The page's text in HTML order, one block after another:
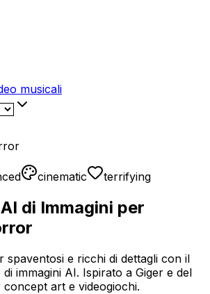
musicali
cinematic terrifying
di Immagini per
spaventosi e ricchi di dettagli con il
immagini AI. Ispirato a Giger e del
art e videogiochi.